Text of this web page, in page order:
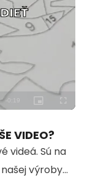
VIDEO?
videá. Sú na
výroby...